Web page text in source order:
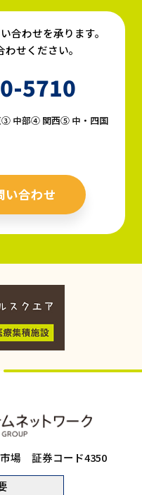
合わせを承ります。
せください。
5710
③ 中部④ 関西⑤ 中・四国
い合わせ
場 証券コード4350